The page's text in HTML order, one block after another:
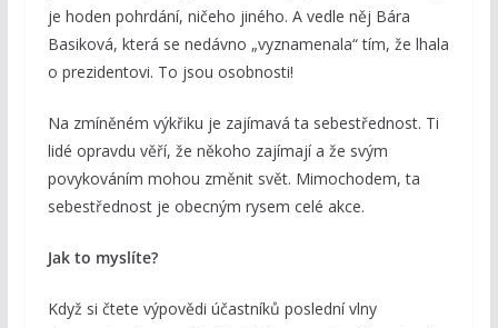
je hoden pohrdání, ničeho jiného. A vedle něj Bára
Basiková, která se nedávno „vyznamenala“ tím, že lhala
o prezidentovi. To jsou osobnosti!
Na zmíněném výkřiku je zajímavá ta sebestřednost. Ti
lidé opravdu věří, že někoho zajímají a že svým
povykováním mohou změnit svět. Mimochodem, ta
sebestřednost je obecným rysem celé akce.
Jak to myslíte?
Když si čtete výpovědi účastníků poslední vlny